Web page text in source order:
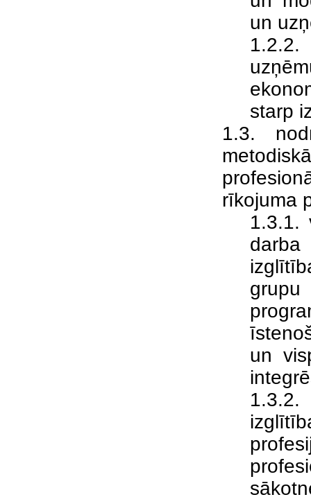
un
starp
1.3.
rīkojuma
1.3.1.
un